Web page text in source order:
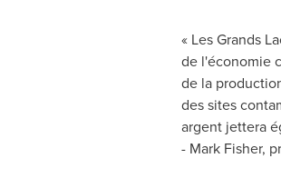
« Les Grands
de l'économie
de la
des sites
argent jettera
- Mark Fisher,